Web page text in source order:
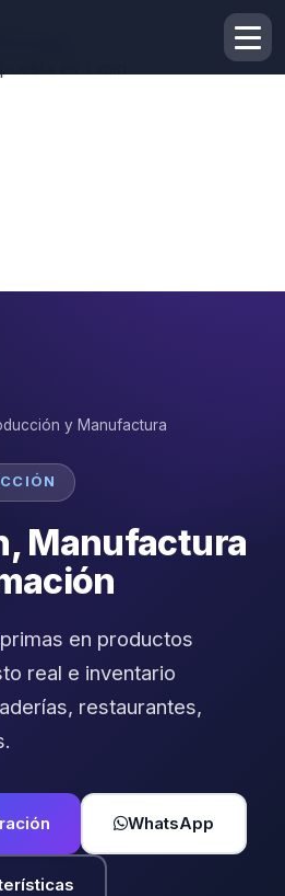
y Manufactura
Manufactura
en productos
real e inventario
restaurantes,
WhatsApp